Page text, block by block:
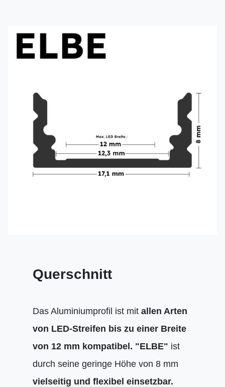
Querschnitt
Das Aluminiumprofil ist mit allen Arten
von LED-Streifen bis zu einer Breite
von 12 mm kompatibel. "ELBE" ist
durch seine geringe Höhe von 8 mm
vielseitig und flexibel einsetzbar.